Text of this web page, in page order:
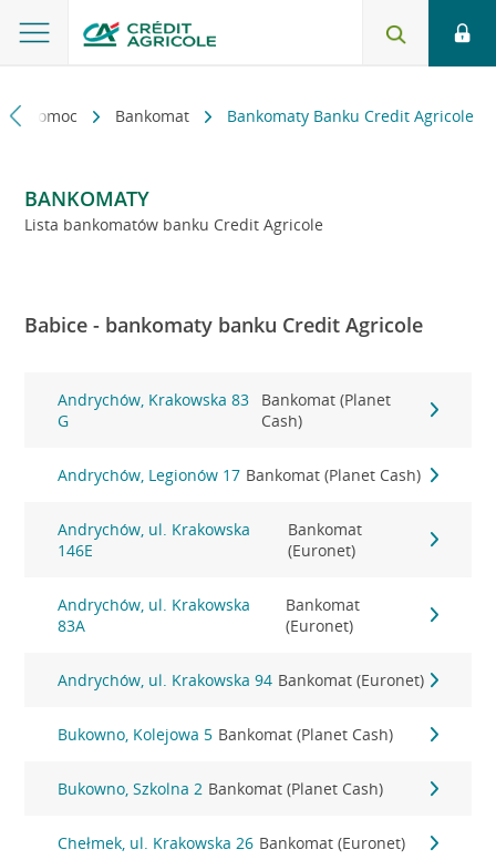
i pomoc Bankomat Bankomaty Banku Credit Agricole
BANKOMATY
Lista bankomatów banku Credit Agricole
Babice - bankomaty banku Credit Agricole
Andrychów, Krakowska 83
G
Bankomat (Planet
Cash)
Andrychów, Legionów 17 Bankomat (Planet Cash)
Andrychów, ul. Krakowska
146E
Bankomat
(Euronet)
Andrychów, ul. Krakowska
83A
Bankomat
(Euronet)
Andrychów, ul. Krakowska 94 Bankomat (Euronet)
Bukowno, Kolejowa 5 Bankomat (Planet Cash)
Bukowno, Szkolna 2 Bankomat (Planet Cash)
Chełmek, ul. Krakowska 26 Bankomat (Euronet)